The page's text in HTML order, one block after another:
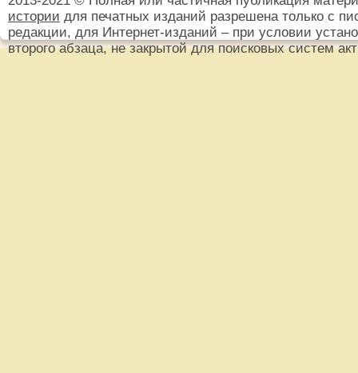
истории для печатных изданий разрешена только с
редакции, для Интернет-изданий – при условии
второго абзаца, не закрытой для поисковых систем